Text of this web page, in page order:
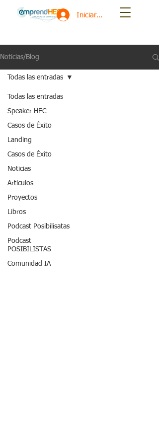
Iniciar sesión
Noticias/Blog
Todas las entradas
Speaker HEC
Casos de Éxito
Landing
Casos de Éxito
Noticias
Artículos
Proyectos
Libros
Podcast Posibilisatas
Podcast
POSIBILISTAS
Comunidad IA
Todas las entradas